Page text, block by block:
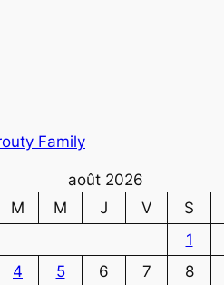
Family
août 2026
M M J V S
1
4 5 6 7 8